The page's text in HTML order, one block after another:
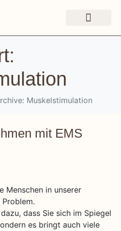
Muskelstimulation
mit EMS
Menschen in unserer
dass Sie sich im Spiegel
es bringt auch viele